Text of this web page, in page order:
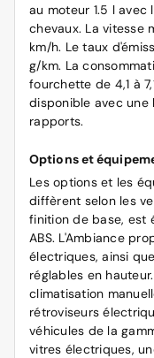
au moteur 1.5 l avec
chevaux. La vitesse
km/h. Le taux
g/km. La
fourchette de 4,1 à
disponible avec une
rapports.
Options et
Les options et les
diffèrent selon les
finition de base, est
ABS. L'Ambiance
électriques, ainsi
réglables en
climatisation
rétroviseurs
véhicules de la
vitres électriques,